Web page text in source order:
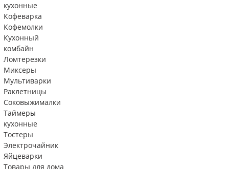
кухонные
Кофеварка
Кофемолки
Кухонный
комбайн
Ломтерезки
Миксеры
Мультиварки
Раклетницы
Соковыжималки
Таймеры
кухонные
Тостеры
Электрочайник
Яйцеварки
Товары для дома